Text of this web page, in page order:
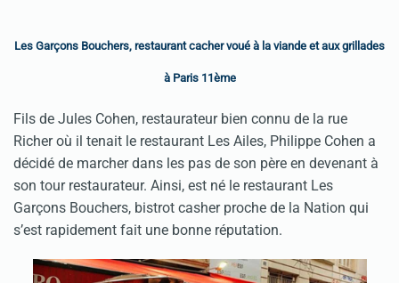
Les Garçons Bouchers, restaurant cacher voué à la viande et aux grillades
à Paris 11ème
Fils de Jules Cohen, restaurateur bien connu de la rue
Richer où il tenait le restaurant Les Ailes, Philippe Cohen a
décidé de marcher dans les pas de son père en devenant à
son tour restaurateur. Ainsi, est né le restaurant Les
Garçons Bouchers, bistrot casher proche de la Nation qui
s’est rapidement fait une bonne réputation.